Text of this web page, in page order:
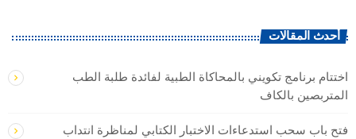
أحدث المقالات
اختتام برنامج تكويني بالمحاكاة الطبية لفائدة طلبة الطب
المتربصين بالكاف
فتح باب سحب استدعاءات الاختبار الكتابي لمناظرة انتداب